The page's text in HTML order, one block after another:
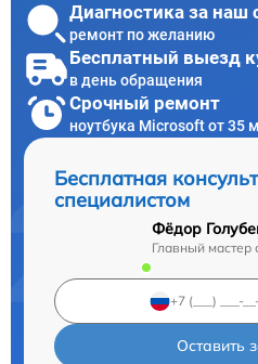
Диагностика за наш
ремонт по желанию
Бесплатный выезд
в день обращения
Срочный ремонт
ноутбука Microsoft от 35
Бесплатная
специалистом
Фёдор
Главный мастер
Оставить